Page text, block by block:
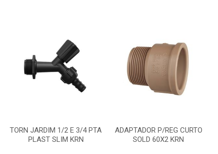
TORN JARDIM 1/2 E 3/4 PTA
PLAST SLIM KRN
ADAPTADOR P/REG CURTO
SOLD 60X2 KRN